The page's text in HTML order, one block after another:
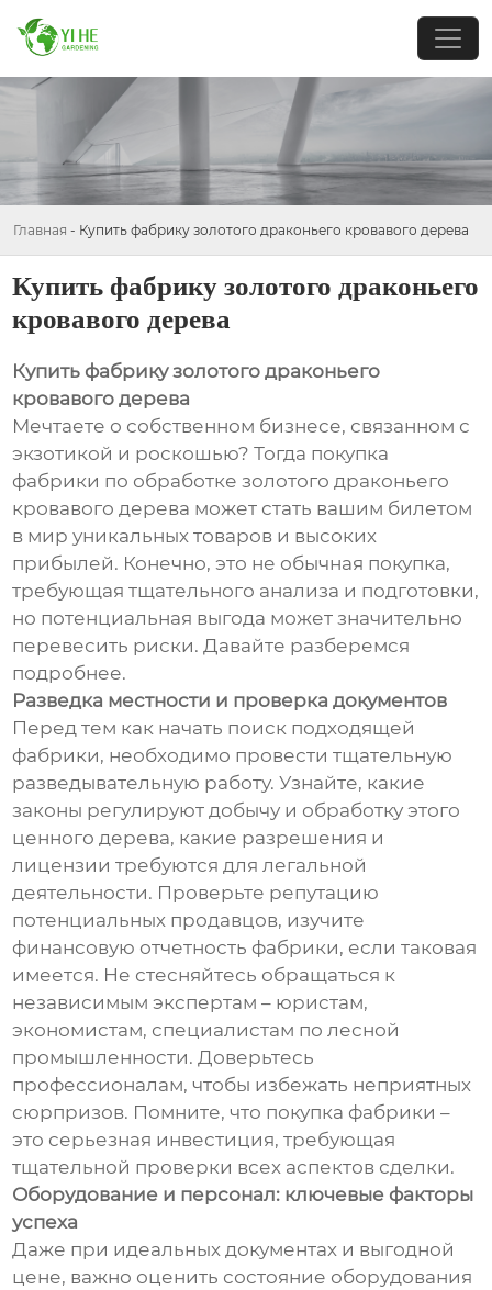
Главная - Купить фабрику золотого драконьего кровавого дерева
Купить фабрику золотого драконьего
кровавого дерева
Купить фабрику золотого драконьего
кровавого дерева
Мечтаете о собственном бизнесе, связанном с
экзотикой и роскошью? Тогда покупка
фабрики по обработке золотого драконьего
кровавого дерева может стать вашим билетом
в мир уникальных товаров и высоких
прибылей. Конечно, это не обычная покупка,
требующая тщательного анализа и подготовки,
но потенциальная выгода может значительно
перевесить риски. Давайте разберемся
подробнее.
Разведка местности и проверка документов
Перед тем как начать поиск подходящей
фабрики, необходимо провести тщательную
разведывательную работу. Узнайте, какие
законы регулируют добычу и обработку этого
ценного дерева, какие разрешения и
лицензии требуются для легальной
деятельности. Проверьте репутацию
потенциальных продавцов, изучите
финансовую отчетность фабрики, если таковая
имеется. Не стесняйтесь обращаться к
независимым экспертам – юристам,
экономистам, специалистам по лесной
промышленности. Доверьтесь
профессионалам, чтобы избежать неприятных
сюрпризов. Помните, что покупка фабрики –
это серьезная инвестиция, требующая
тщательной проверки всех аспектов сделки.
Оборудование и персонал: ключевые факторы
успеха
Даже при идеальных документах и выгодной
цене, важно оценить состояние оборудования